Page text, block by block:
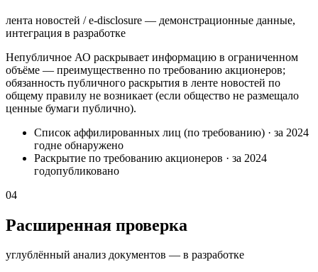
лента новостей / e-disclosure — демонстрационные данные,
интеграция в разработке
Непубличное АО раскрывает информацию в ограниченном
объёме — преимущественно по требованию акционеров;
обязанность публичного раскрытия в ленте новостей по
общему правилу не возникает (если общество не размещало
ценные бумаги публично).
Список аффилированных лиц (по требованию) · за 2024
годне обнаружено
Раскрытие по требованию акционеров · за 2024
годопубликовано
04
Расширенная проверка
углублённый анализ документов — в разработке